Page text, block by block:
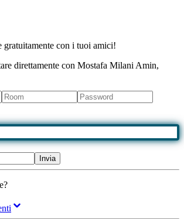
gratuitamente con i tuoi amici!
direttamente con Mostafa Milani Amin,
Invia